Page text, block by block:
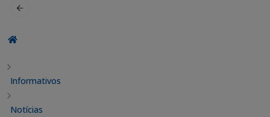
Informativos
Notícias